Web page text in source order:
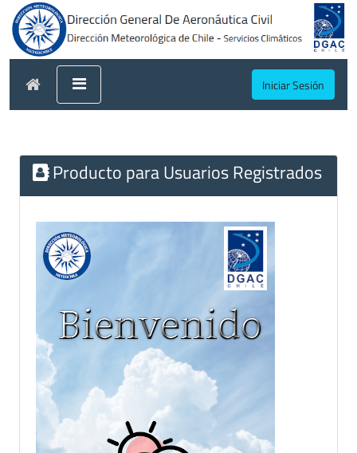
Iniciar Sesión
Producto para Usuarios Registrados